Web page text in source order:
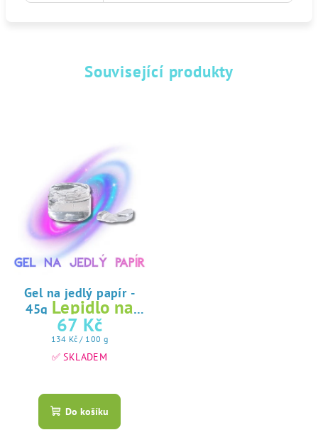
Související produkty
Gel na jedlý papír -
45g Lepidlo na
jedlý papír
67 Kč
Měrná
cena:
134 Kč / 100 g
✅ SKLADEM
hodnocení
produktu
Do košíku